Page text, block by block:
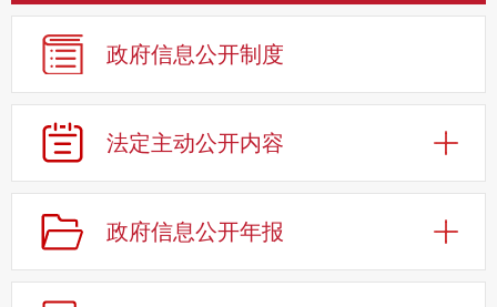
政府信息公开制度
法定主动公开内容
政府信息公开年报